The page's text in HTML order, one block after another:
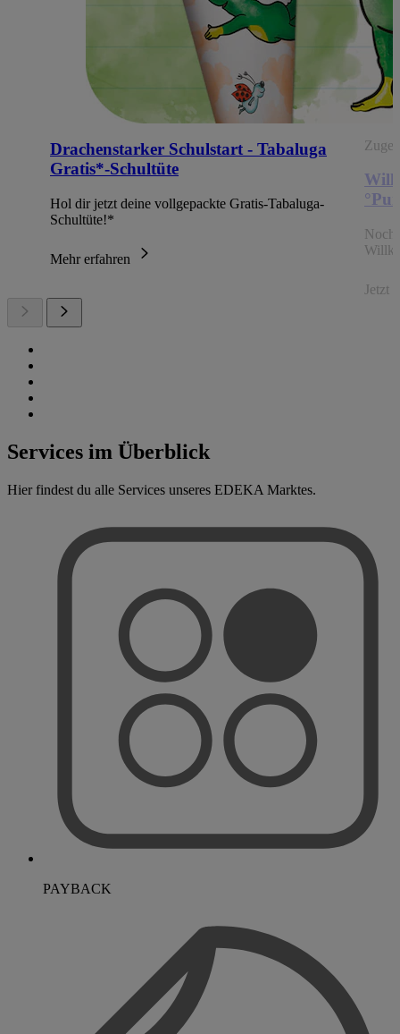
Drachenstarker Schulstart - Tabaluga
Gratis*-Schultüte
Hol dir jetzt deine vollgepackte Gratis-Tabaluga-
Schultüte!*
Mehr erfahren
Noch
Jetzt
Services im Überblick
Hier findest du alle Services unseres EDEKA Marktes.
PAYBACK